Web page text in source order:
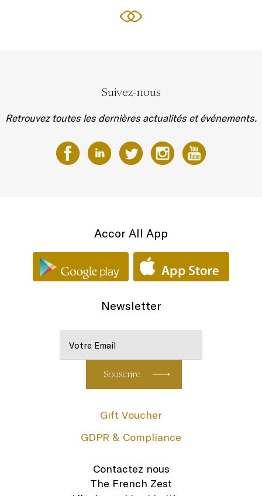
Suivez-nous
Retrouvez toutes les dernières actualités et événements.
Accor All App
Newsletter
Gift Voucher
GDPR & Compliance
Contactez nous
The French Zest